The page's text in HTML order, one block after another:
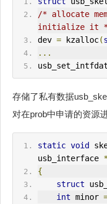
/* allocate
initialize it
dev = kzalloc(
...
存储了私有数据
对在prob中申请的资源
static void
usb_interface
{
struct
int minor